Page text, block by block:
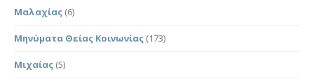
Μαλαχίας (6)
Μηνύματα Θείας Κοινωνίας (173)
Μιχαίας (5)